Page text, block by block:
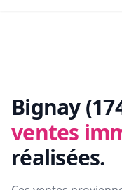
Bignay
ventes
réalisées.